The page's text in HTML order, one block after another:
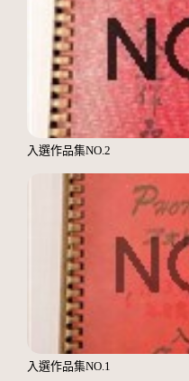
入選作品集NO.2
入選作品集NO.1